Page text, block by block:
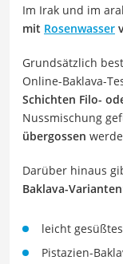
Im Irak und im
mit Rosenwasser
Grundsätzlich
Online-Baklava-
Schichten Filo-
Nussmischung
übergossen
Darüber hinaus
Baklava-
leicht
Pistazien-